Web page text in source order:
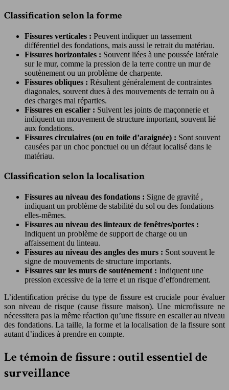
Classification selon la forme
Fissures verticales : Peuvent indiquer un tassement
différentiel des fondations, mais aussi le retrait du matériau.
Fissures horizontales : Souvent liées à une poussée latérale
sur le mur, comme la pression de la terre contre un mur de
soutènement ou un problème de charpente.
Fissures obliques : Résultent généralement de contraintes
diagonales, souvent dues à des mouvements de terrain ou à
des charges mal réparties.
Fissures en escalier : Suivent les joints de maçonnerie et
indiquent un mouvement de structure important, souvent lié
aux fondations.
Fissures circulaires (ou en toile d’araignée) : Sont souvent
causées par un choc ponctuel ou un défaut localisé dans le
matériau.
Classification selon la localisation
Fissures au niveau des fondations : Signe de gravité ,
indiquant un problème de stabilité du sol ou des fondations
elles-mêmes.
Fissures au niveau des linteaux de fenêtres/portes :
Indiquent un problème de support de charge ou un
affaissement du linteau.
Fissures au niveau des angles des murs : Sont souvent le
signe de mouvements de structure importants.
Fissures sur les murs de soutènement : Indiquent une
pression excessive de la terre et un risque d’effondrement.
L’identification précise du type de fissure est cruciale pour évaluer
son niveau de risque (cause fissure maison). Une microfissure ne
nécessitera pas la même réaction qu’une fissure en escalier au niveau
des fondations. La taille, la forme et la localisation de la fissure sont
autant d’indices à prendre en compte.
Le témoin de fissure : outil essentiel de
surveillance